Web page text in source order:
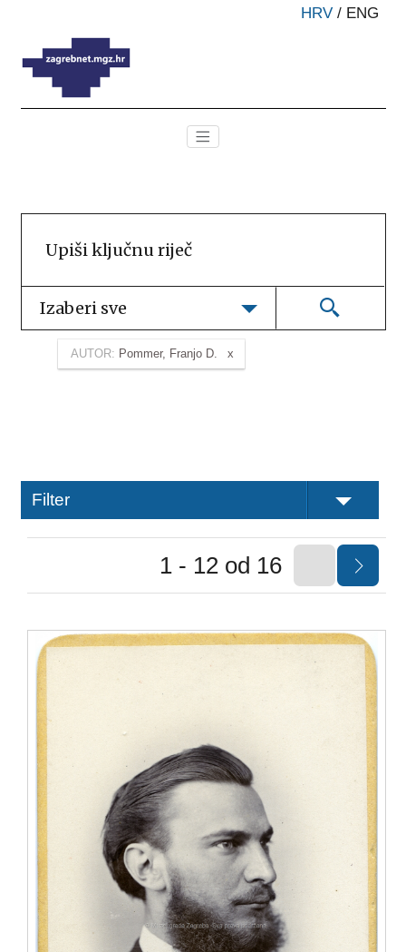
HRV / ENG
Izaberi sve
AUTOR: Pommer, Franjo D.
Filter
1 - 12 od 16